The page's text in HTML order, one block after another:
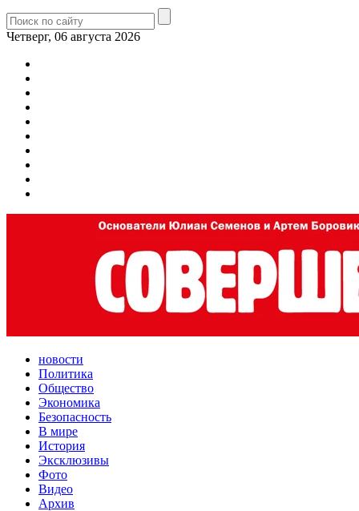
Четверг, 06 августа 2026
новости
Политика
Общество
Экономика
Безопасность
В мире
История
Эксклюзивы
Фото
Видео
Архив